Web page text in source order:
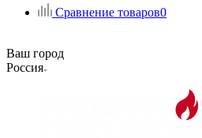
Сравнение товаров0
Ваш город
Россия